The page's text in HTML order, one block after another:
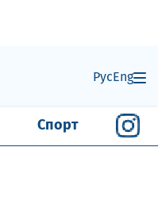
РусEng
Спорт